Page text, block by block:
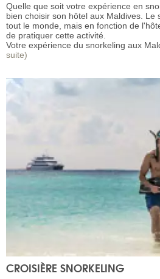
Quelle que soit votre expérience en
bien choisir son hôtel aux Maldives. Le
tout le monde, mais en fonction de
de pratiquer cette activité.
Votre expérience du snorkeling aux
suite)
CROISIÈRE SNORKELING